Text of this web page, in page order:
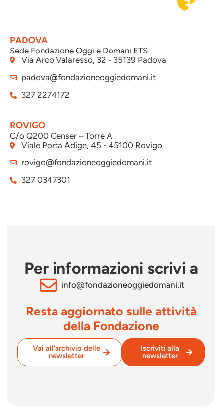
PADOVA
Sede Fondazione Oggi e Domani ETS
Via Arco Valaresso, 32 - 35139 Padova
padova@fondazioneoggiedomani.it
327 2274172
ROVIGO
C/o Q200 Censer – Torre A
Viale Porta Adige, 45 - 45100 Rovigo
rovigo@fondazioneoggiedomani.it
327 0347301
Per informazioni scrivi a
info@fondazioneoggiedomani.it
Resta aggiornato sulle attività
della Fondazione
Vai all'archivio delle
newsletter
Iscriviti alla
newsletter